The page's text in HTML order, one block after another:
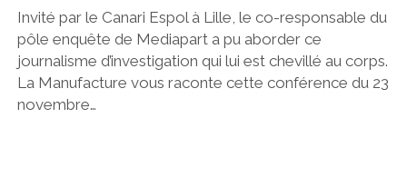
Invité par le Canari Espol à Lille, le co-responsable du
pôle enquête de Mediapart a pu aborder ce
journalisme d’investigation qui lui est chevillé au corps.
La Manufacture vous raconte cette conférence du 23
novembre…